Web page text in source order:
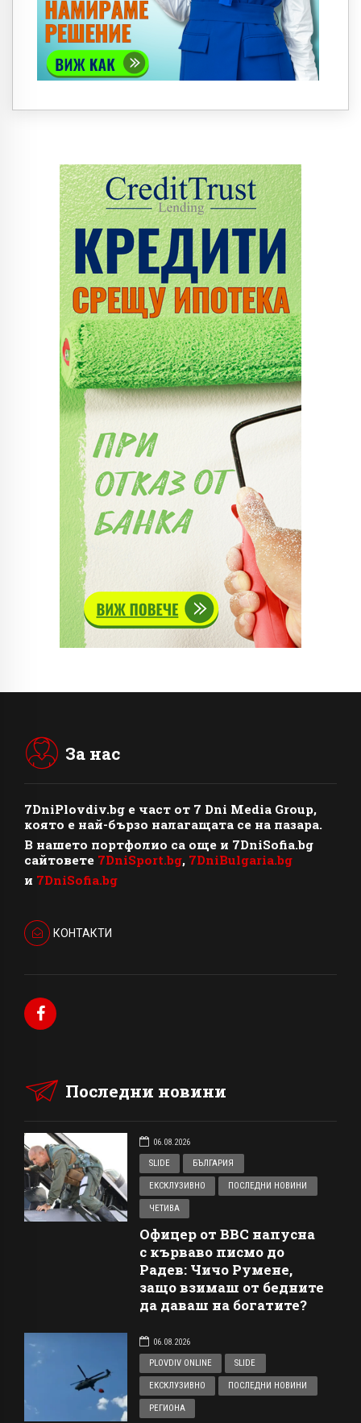
За нас
7DniPlovdiv.bg e част от 7 Dni Media Group,
която е най-бързо налагащата се на пазара.
В нашето портфолио са още и 7DniSofia.bg
сайтовете 7DniSport.bg, 7DniBulgaria.bg
и 7DniSofia.bg
КОНТАКТИ
Последни новини
06.08.2026
SLIDE
БЪЛГАРИЯ
ЕКСКЛУЗИВНО ПОСЛЕДНИ НОВИНИ
ЧЕТИВА
Офицер от ВВС напусна
с кърваво писмо до
Радев: Чичо Румене,
защо взимаш от бедните
да даваш на богатите?
06.08.2026
PLOVDIV ONLINE
SLIDE
ЕКСКЛУЗИВНО ПОСЛЕДНИ НОВИНИ
РЕГИОНА